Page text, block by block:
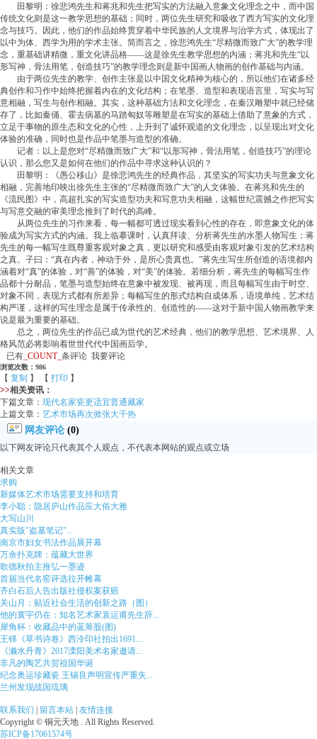
田黎明：徐悲鸿先生和蒋兆和先生把写实的方法融入意象文化理念之中，而中国
传统文化则是这一教学思想的基础；同时，两位先生研究和吸收了西方写实的文化理
念与技巧。因此，他们的作品始终贯穿着中华民族的人文境界与治学方式，体现出了
以中为体、西学为用的学术主张。简而言之，徐悲鸿先生“尽精微而致广大”的教学理
念，重基础讲精微，重文化讲品格——这是徐先生教学思想的内涵；蒋兆和先生“以
形写神，骨法用笔，创造技巧”的教学理念则是新中国画人物画的创作基础与内涵。
由于两位先生的教学、创作主张是以中国文化精神为核心的，所以他们在诸多经
典创作和习作中始终把握着内在的文化结构；在笔墨、造型和表现语言里，写实与写
意相融，写生与创作相融。其实，这种基础方法和文化理念，在秦汉雕塑中就已经储
存了，比如秦俑、霍去病墓的马踏匈奴等雕塑是在写实的基础上借助了意象的方式，
立足于事物的原生态和文化的心性，上升到了诚怀观道的文化理念，以呈现出对文化
体验的准确，同时也是作品中笔墨与造型的准确。
记者：以上是您对“尽精微而致广大”和“以形写神，骨法用笔，创造技巧”的理论
认识，那么您又是如何在他们的作品中寻求这种认识的？
田黎明：《愚公移山》是徐悲鸿先生的经典作品，其坚实的写实功夫与意象文化
相融，完善地印映出徐先生主张的“尽精微而致广大”的人文体验。在蒋兆和先生的
《流民图》中，高超扎实的写实造型功夫和写意功夫相融，这幅世纪震撼之作把写实
与写意交融的审美理念推到了时代的高峰。
从两位先生的习作来看，每一幅都可透过现实看到心性的存在，即意象文化的体
验成为写实方式的内涵。我上临摹课时，认真拜读、分析蒋先生的水墨人物写生：蒋
先生的每一幅写生既尊重客观对象之真，更以研究和感受由客观对象引发的艺术结构
之真。子曰：“真在内者，神动于外，是所心贵真也。”蒋先生写生所创造的语境都内
涵着对“真”的体验，对“善”的体验，对“美”的体验。若细分析，蒋先生的每幅写生作
品都十分耐品，笔墨与造型始终在意象中被发现、被再现，而且每幅写生由于时空、
对象不同，表现方式都有所差异；每幅写生的形式结构自成体系，语境单纯，艺术结
构严谨，这样的写生理念是属于传承性的、创造性的——这对于新中国人物画教学来
说是最为重要的基础。
总之，两位先生的作品已成为世代的艺术经典，他们的教学思想、艺术境界、人
格风范必将影响着世世代代中国画后学。
已有 _COUNT_ 条评论 我要评论
浏览次数：986
【 复制 】 【 打印 】
>>相关资讯：
下篇文章： 现代名家瓷更适宜普通藏家
上篇文章： 艺术市场再次掀张大千热
网友评论 (0)
以下网友评论只代表其个人观点，不代表本网站的观点或立场
相关文章
求购
新媒体艺术市场需要支持和培育
李小聪：隐居庐山作品应大俗大雅
大写山川
真实版"盗墓笔记"...
南京市妇女书法作品展开幕
万余扑克牌：蕴藏大世界
歌德秋拍主推弘一墨迹
首届当代名窑评选拉开帷幕
齐白石后人告出版社侵权案获赔
关山月：贴近社会生活的创新之路（图）
他的寰宇仍在：知名艺术家袁运甫先生辞...
犀角杯：收藏品中的蓝筹股(图)
王铎《草书诗卷》西泠印社拍出1691...
《濑水丹青》2017溧阳美术名家邀请...
非凡的陶艺共贺祖国华诞
纪念奥运珍藏瓷 王锡良声明宣传严重失...
兰州发现战国琉璃
联系我们 留言本站 友情连接
Copyright © 铜元天地 . All Rights Reserved.
苏ICP备17061574号